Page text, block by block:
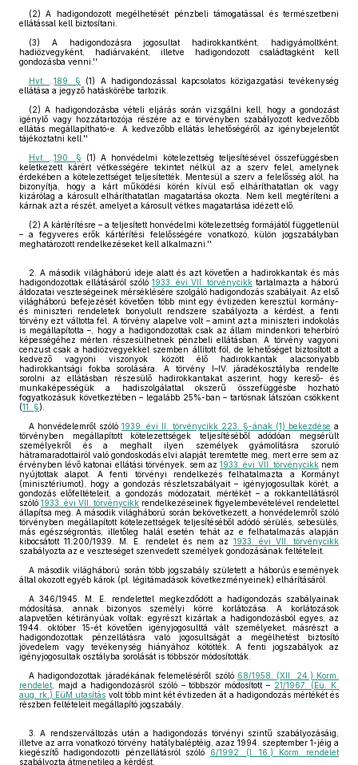
(2) A hadigondozott megélhetését pénzbeli támogatással és természetbeni
ellátással kell biztosítani.
(3) A hadigondozásra jogosultat hadirokkantként, hadigyámoltként,
hadiözvegyként, hadiárvaként, illetve hadigondozott családtagként kell
gondozásba venni.''
Hvt. ,,189. §
(1) A hadigondozással kapcsolatos közigazgatási tevékenység
ellátása a jegyző hatáskörébe tartozik.
(2) A hadigondozásba vételi eljárás során vizsgálni kell, hogy a gondozást
igénylő vagy hozzátartozója részére az e törvényben szabályozott kedvezőbb
ellátás megállapítható-e. A kedvezőbb ellátás lehetőségéről az igénybejelentőt
tájékoztatni kell.''
Hvt. ,,190. § (1) A honvédelmi kötelezettség teljesítésével összefüggésben
keletkezett kárért vétkességére tekintet nélkül az a szerv felel, amelynek
érdekében a kötelezettséget teljesítették. Mentesül a szerv a felelősség alól, ha
bizonyítja, hogy a kárt működési körén kívül eső elháríthatatlan ok vagy
kizárólag a károsult elháríthatatlan magatartása okozta. Nem kell megtéríteni a
kárnak azt a részét, amelyet a károsult vétkes magatartása idézett elő.
(2) A kártérítésre – a teljesített honvédelmi kötelezettség formájától függetlenül
– a fegyveres erők kártérítési felelősségére vonatkozó, külön jogszabályban
meghatározott rendelkezéseket kell alkalmazni.''
2. A második világháború ideje alatt és azt követően a hadirokkantak és más
hadigondozottak ellátásáról szóló 1933. évi VII. törvénycikk tartalmazta a háború
áldozatai veszteségeinek mérséklésére szolgáló hadigondozás szabályait. Az első
világháború befejezését követően több mint egy évtizeden keresztül kormány-
és miniszteri rendeletek bonyolult rendszere szabályozta a kérdést, a fenti
törvény ezt váltotta fel. A törvény alapelve volt – amint azt a miniszteri indokolás
is megállapította –, hogy a hadigondozottak csak az állam mindenkori teherbíró
képességéhez mérten részesülhetnek pénzbeli ellátásban. A törvény vagyoni
cenzust csak a hadiözvegyekkel szemben állított föl, de lehetőséget biztosított a
kedvező vagyoni viszonyok között élő hadirokkantak alacsonyabb
hadirokkantsági fokba sorolására. A törvény I–IV. járadékosztályba rendelte
sorolni az ellátásban részesülő hadirokkantakat aszerint, hogy kereső- és
munkaképességük a hadiszolgálattal okszerű összefüggésbe hozható
fogyatkozásuk következtében – legalább 25%-ban – tartósnak látszóan csökkent
(11. §).
A honvédelemről szóló1939. évi II. törvénycikk 223. §-ának (1) bekezdése a
törvényben megállapított kötelezettségek teljesítéséből adódóan megsérült
személyekről és a meghalt ilyen személyek gyámolításra szoruló
hátramaradottairól való gondoskodás elvi alapját teremtette meg, mert erre sem az
érvényben lévő katonai ellátási törvények, sem az1933. évi VII. törvénycikknem
nyújtottak alapot. A fenti törvényi rendelkezés felhatalmazta a Kormányt
(minisztériumot), hogy a gondozás részletszabályait – igényjogosultak körét, a
gondozás előfeltételeit, a gondozás módozatait, mértékét – a rokkantellátásról
szóló 1933. évi VII. törvénycikk rendelkezéseinek figyelembevételével rendelettel
állapítsa meg. A második világháború során bekövetkezett, a honvédelemről szóló
törvényben megállapított kötelezettségek teljesítéséből adódó sérülés, sebesülés,
más egészségrontás, illetőleg halál esetén tehát az e felhatalmazás alapján
kibocsátott 11.200/1939. M. E. rendelet és nem az 1933. évi VII. törvénycikk
szabályozta az e veszteséget szenvedett személyek gondozásának feltételeit.
A második világháború során több jogszabály született a háborús események
által okozott egyéb károk (pl. légitámadások következményeinek) elhárításáról.
A 346/1945. M. E. rendelettel megkezdődött a hadigondozás szabályainak
módosítása, annak bizonyos személyi körre korlátozása. A korlátozások
alapvetően kétirányúak voltak: egyrészt kizártak a hadigondozásból egyes, az
1944. október 15-ét követően igényjogosulttá vált személyeket, másrészt a
hadigondozottak pénzellátásra való jogosultságát a megélhetést biztosító
jövedelem vagy tevékenység hiányához kötötték. A fenti jogszabályok az
igényjogosultak osztályba sorolását is többször módosították.
A hadigondozottak járadékának felemeléséről szóló 68/1958. (XII. 24.) Korm.
rendelet , majd a hadigondozásról szóló – többször módosított – 21/1967. (Eü. K.
aug. rk.) EüM utasítás volt több mint két évtizeden át a hadigondozás mértékét és
részben feltételeit megállapító jogszabály.
3. A rendszerváltozás után a hadigondozás törvényi szintű szabályozásáig,
illetve az arra vonatkozó törvény hatálybaléptéig, azaz 1994. szeptember 1-jéig a
kiegészítő hadigondozotti pénzellátásról szóló
6/1992. (I. 16.) Korm. rendelet
szabályozta átmenetileg a kérdést.